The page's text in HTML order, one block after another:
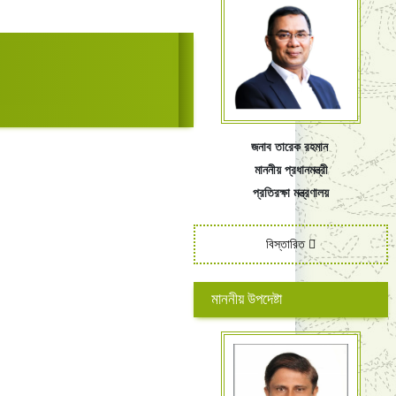
জনাব তারেক রহমান
মাননীয় প্রধানমন্ত্রী
প্রতিরক্ষা মন্ত্রণালয়
বিস্তারিত
মাননীয় উপদেষ্টা